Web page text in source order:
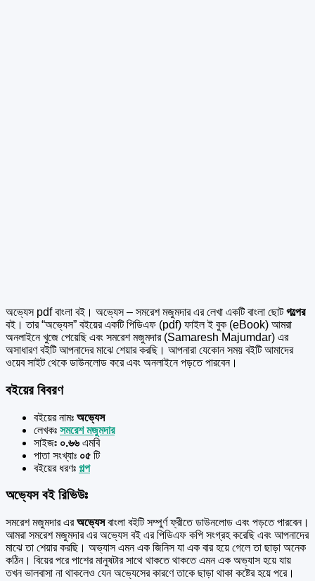
অভ্যেস pdf বাংলা বই। অভ্যেস – সমরেশ মজুমদার এর লেখা একটি বাংলা ছোটগল্পের
বই। তার “অভ্যেস” বইয়ের একটি পিডিএফ (pdf) ফাইল ই বুক (eBook) আমরা
অনলাইনে খুজে পেয়েছি এবং সমরেশ মজুমদার (Samaresh Majumdar) এর
অসাধারণ বইটি আপনাদের মাঝে শেয়ার করছি। আপনারা যেকোন সময় বইটি আমাদের
ওয়েব সাইট থেকে ডাউনলোড করে এবং অনলাইনে পড়তে পারবেন।
বইয়ের বিবরণ
বইয়ের নামঃ অভ্যেস
লেখকঃ সমরেশ মজুমদার
সাইজঃ ০.৬৬ এমবি
পাতা সংখ্যাঃ ০৫ টি
বইয়ের ধরণঃ গল্প
অভ্যেস বই রিভিউঃ
সমরেশ মজুমদার এরঅভ্যেসবাংলা বইটি সম্পুর্ণ ফ্রীতে ডাউনলোড এবং পড়তে পারবেন।
আমরা সমরেশ মজুমদার এর অভ্যেস বই এর পিডিএফ কপি সংগ্রহ করেছি এবং আপনাদের
মাঝে তা শেয়ার করছি। অভ্যাস এমন এক জিনিস যা এক বার হয়ে গেলে তা ছাড়া অনেক
কঠিন। বিয়ের পরে পাশের মানুষটার সাথে থাকতে থাকতে এমন এক অভ্যাস হয়ে যায়
তখন ভালবাসা না থাকলেও যেন অভ্যেসের কারণে তাকে ছাড়া থাকা কষ্টের হয়ে পরে।